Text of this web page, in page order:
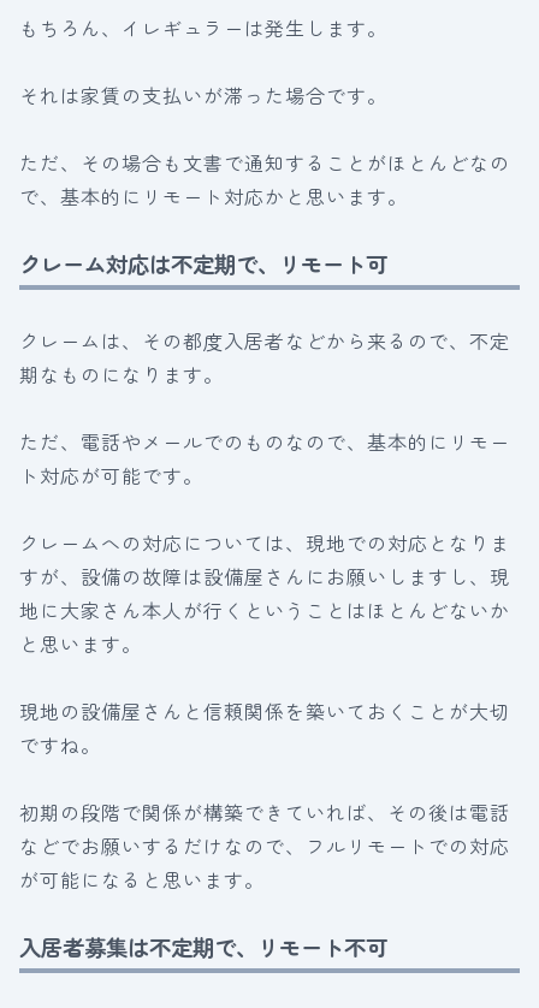
もちろん、イレギュラーは発生します。
それは家賃の支払いが滞った場合です。
ただ、その場合も文書で通知することがほとんどなの
で、基本的にリモート対応かと思います。
クレーム対応は不定期で、リモート可
クレームは、その都度入居者などから来るので、不定
期なものになります。
ただ、電話やメールでのものなので、基本的にリモー
ト対応が可能です。
クレームへの対応については、現地での対応となりま
すが、設備の故障は設備屋さんにお願いしますし、現
地に大家さん本人が行くということはほとんどないか
と思います。
現地の設備屋さんと信頼関係を築いておくことが大切
ですね。
初期の段階で関係が構築できていれば、その後は電話
などでお願いするだけなので、フルリモートでの対応
が可能になると思います。
入居者募集は不定期で、リモート不可